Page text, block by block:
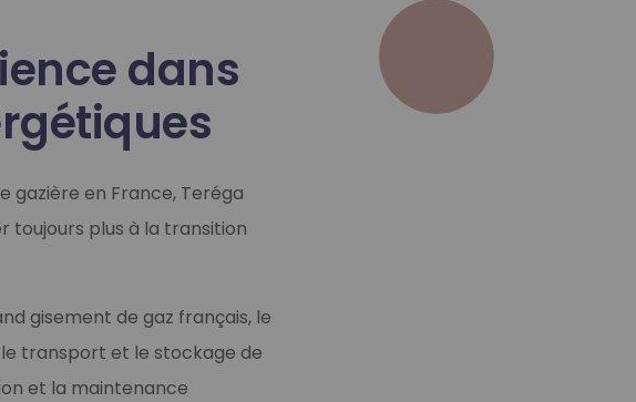
dans
gazière en France, Teréga
toujours plus à la transition
gisement de gaz français, le
transport et le stockage de
et la maintenance